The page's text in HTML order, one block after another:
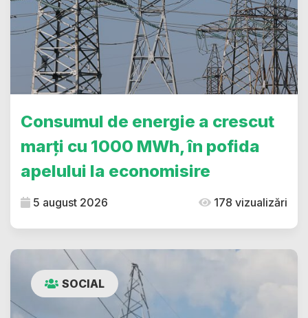
Consumul de energie a crescut
marți cu 1000 MWh, în pofida
apelului la economisire
5 august 2026 178 vizualizări
SOCIAL